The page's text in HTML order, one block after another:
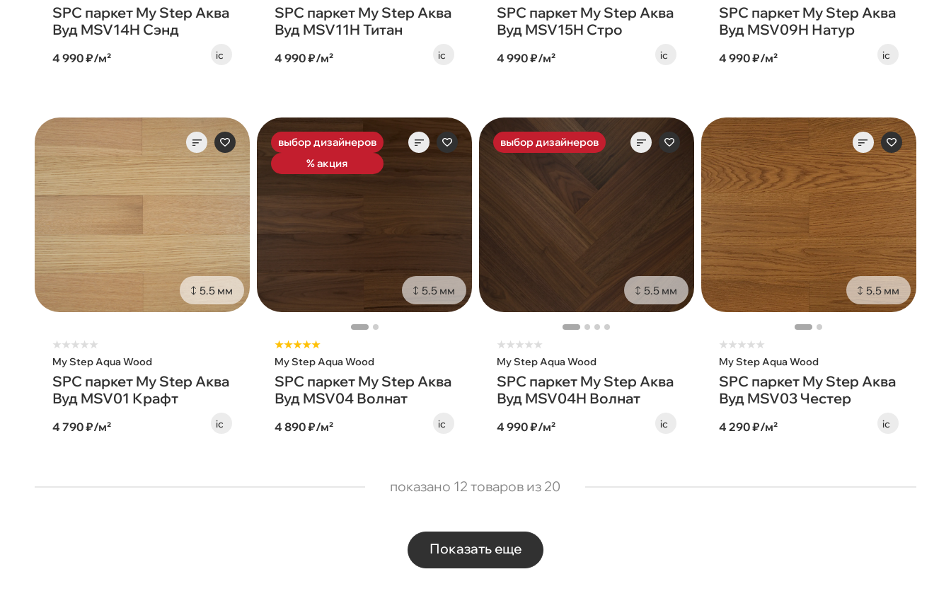
SPC паркет My Step Аква
Вуд MSV14H Сэнд
4 990 ₽/м²
SPC паркет My Step Аква
Вуд MSV11H Титан
4 990 ₽/м²
SPC паркет My Step Аква
Вуд MSV15H Стро
4 990 ₽/м²
SPC паркет My Step Аква
Вуд MSV09H Натур
4 990 ₽/м²
5.5 мм
★★★★★
My Step Aqua Wood
SPC паркет My Step Аква
Вуд MSV01 Крафт
4 790 ₽/м²
выбор дизайнеров
% акция
5.5 мм
★★★★★
My Step Aqua Wood
SPC паркет My Step Аква
Вуд MSV04 Волнат
4 890 ₽/м²
выбор дизайнеров
5.5 мм
★★★★★
My Step Aqua Wood
SPC паркет My Step Аква
Вуд MSV04H Волнат
4 990 ₽/м²
5.5 мм
★★★★★
My Step Aqua Wood
SPC паркет My Step Аква
Вуд MSV03 Честер
4 290 ₽/м²
показано 12 товаров из 20
Показать еще